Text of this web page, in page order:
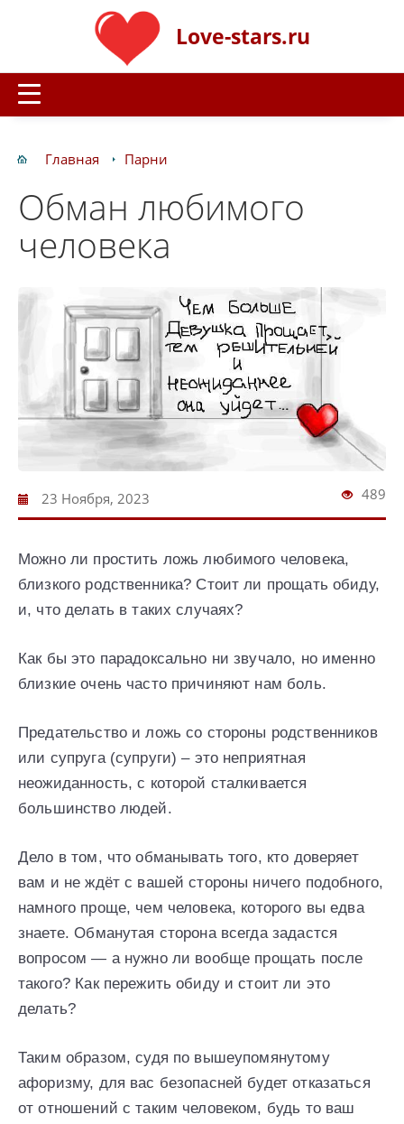
Love-stars.ru
Главная Парни
Обман любимого
человека
23 Ноября, 2023 489
Можно ли простить ложь любимого человека,
близкого родственника? Стоит ли прощать обиду,
и, что делать в таких случаях?
Как бы это парадоксально ни звучало, но именно
близкие очень часто причиняют нам боль.
Предательство и ложь со стороны родственников
или супруга (супруги) – это неприятная
неожиданность, с которой сталкивается
большинство людей.
Дело в том, что обманывать того, кто доверяет
вам и не ждёт с вашей стороны ничего подобного,
намного проще, чем человека, которого вы едва
знаете. Обманутая сторона всегда задастся
вопросом — а нужно ли вообще прощать после
такого? Как пережить обиду и стоит ли это
делать?
Таким образом, судя по вышеупомянутому
афоризму, для вас безопасней будет отказаться
от отношений с таким человеком, будь то ваш